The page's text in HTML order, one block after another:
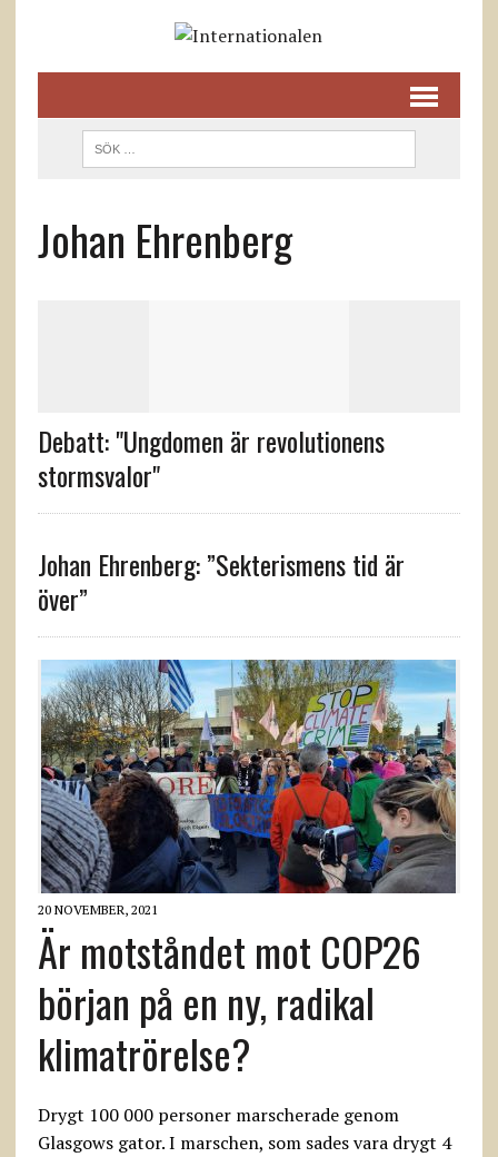
Johan Ehrenberg
Debatt: "Ungdomen är revolutionens
stormsvalor"
Johan Ehrenberg: ”Sekterismens tid är
över”
20 NOVEMBER, 2021
Är motståndet mot COP26
början på en ny, radikal
klimatrörelse?
Drygt 100 000 personer marscherade genom
Glasgows gator. I marschen, som sades vara drygt 4